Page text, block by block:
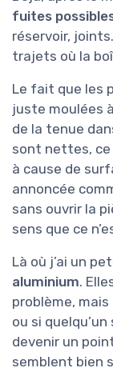
fuites
réservoir,
trajets où la
Le fait que les
juste moulées
de la tenue
sont nettes,
à cause de
annoncée
sans ouvrir la
sens que ce
Là où j’ai un
aluminium.
problème,
ou si
devenir un
semblent bien